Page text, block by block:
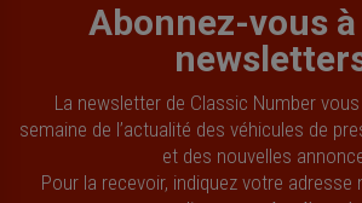
Abonnez-vous
La newsletter de Classic Number
semaine de l’actualité des véhicules de
et des nouvelles
Pour la recevoir, indiquez votre